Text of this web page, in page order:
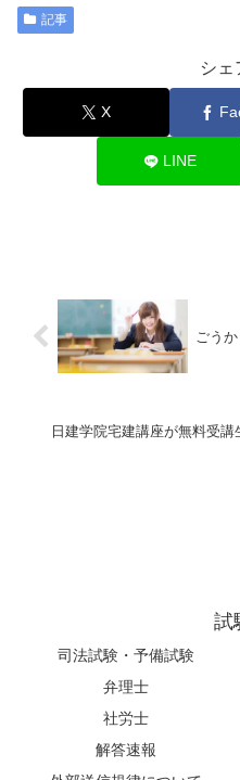
記事
シェ
X
LINE
ごう
日建学院宅建講座が無料受講
試
司法試験・予備試験
弁理士
社労士
解答速報